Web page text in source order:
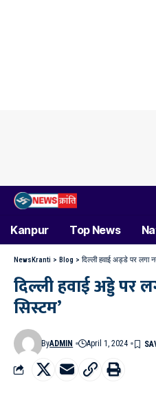
Kanpur Top News
NewsKranti > Blog > दिल्ली हवाई अड्डे पर लगा
दिल्ली हवाई अड्डे पर
सिस्टम’
ByADMIN April 1, 2024